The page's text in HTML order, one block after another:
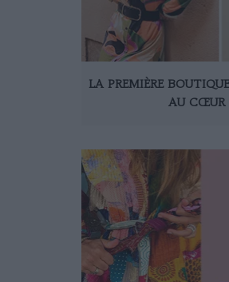
LA PREMIÈRE
AU CŒUR